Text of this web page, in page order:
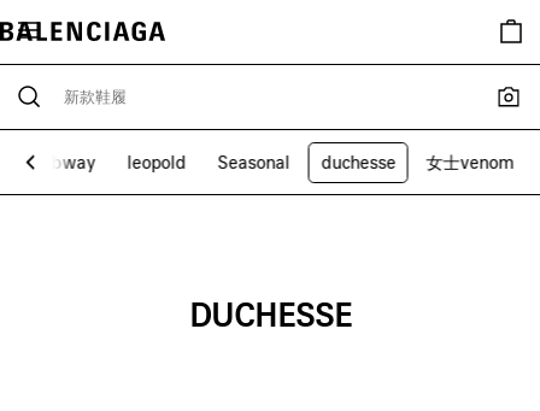
Subway leopold Seasonal duchesse 女士venom
DUCHESSE